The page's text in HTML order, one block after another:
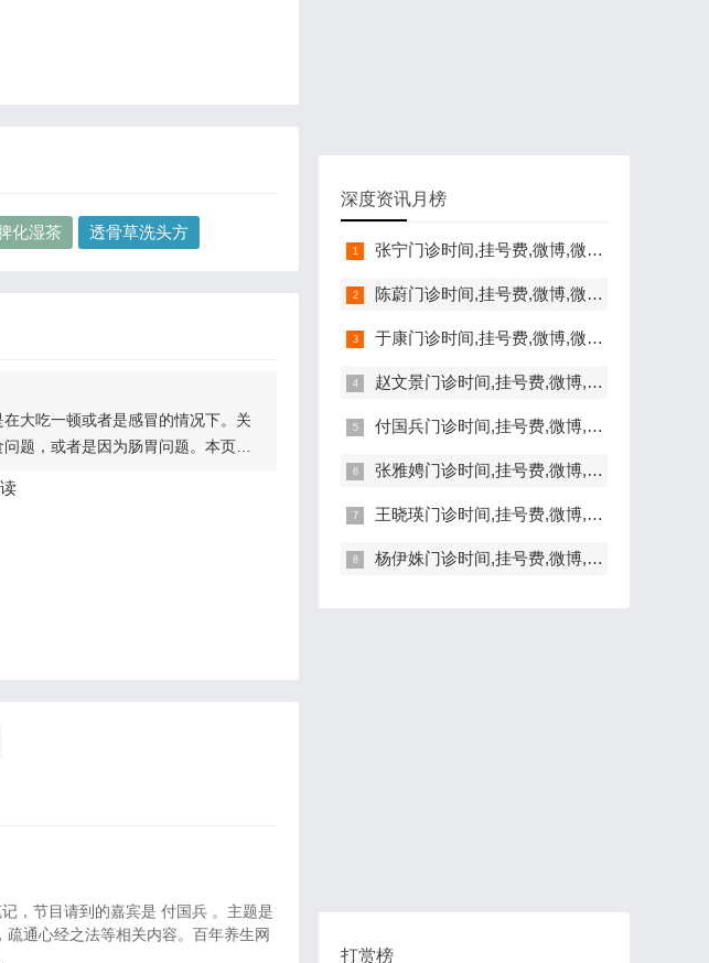
化湿茶 透骨草洗头方
大吃一顿或者是感冒的情况下。关
题，或者是因为肠胃问题。本页
目录、共计6大章，66个小节的详
疗法、反射区疗法、食疗等。另
分布犹如一个倒置在子宫内的胎
与面颊相应的穴位在耳垂；与上肢
营养不良的表现，这种情况通常是
，节目请到的嘉宾是 付国兵 。主题是
疏通心经之法等相关内容。百年养生网
深度资讯月榜
张宁门诊时间,挂号费,微博,微信,抖音,网上挂号,咨询电话,在线咨询
陈蔚门诊时间,挂号费,微博,微信,抖音,网上挂号,咨询电话,在线咨询
于康门诊时间,挂号费,微博,微信,抖音,网上挂号,咨询电话,在线咨询
赵文景门诊时间,挂号费,微博,微信,抖音,网上挂号,咨询电话,在线咨询
付国兵门诊时间,挂号费,微博,微信,抖音,网上挂号,咨询电话,在线咨询
张雅娉门诊时间,挂号费,微博,微信,抖音,网上挂号,咨询电话,在线咨询
王晓瑛门诊时间,挂号费,微博,微信,抖音,网上挂号,咨询电话,在线咨询
杨伊姝门诊时间,挂号费,微博,微信,抖音,网上挂号,咨询电话,在线咨询
打赏榜